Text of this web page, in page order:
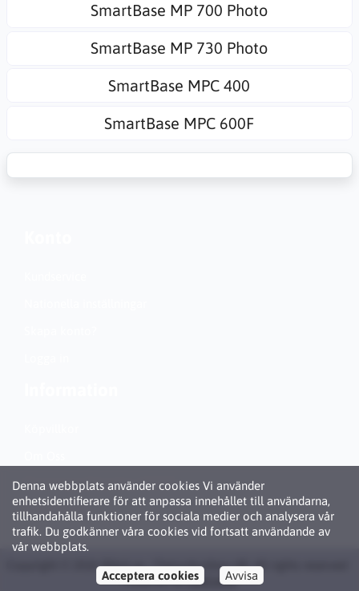
SmartBase MP 700 Photo
SmartBase MP 730 Photo
SmartBase MPC 400
SmartBase MPC 600F
Denna webbplats använder cookies Vi använder
enhetsidentifierare för att anpassa innehållet till användarna,
tillhandahålla funktioner för sociala medier och analysera vår
trafik. Du godkänner våra cookies vid fortsatt användande av
vår webbplats.
Acceptera cookies Avvisa
Personuppgiftspolicy (GDPR)
Om Cookies
Copyright © 2026 Bläck.se / Patronbutiken AB. All rights reserved ·
Powered byLiteCart®